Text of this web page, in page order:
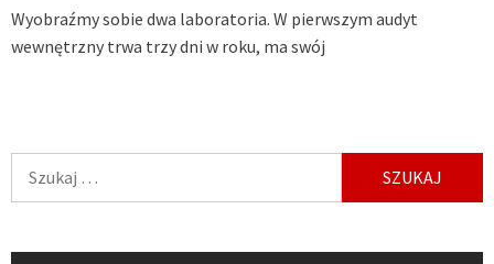
Wyobraźmy sobie dwa laboratoria. W pierwszym audyt
wewnętrzny trwa trzy dni w roku, ma swój